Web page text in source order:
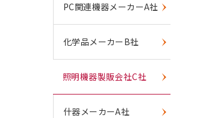
PC関連機器メーカーA社
化学品メーカーB社
照明機器製販会社C社
什器メーカーA社